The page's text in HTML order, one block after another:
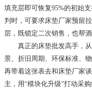
填充层即可恢复95%的初始
判时，可要求床垫厂家预留
层，既锁定二次销售，也帮酒
真正的床垫批发高手，从
景、折旧周期、环保标准、
再带着这张表去和床垫厂家
主，用“模块化升级”打动采